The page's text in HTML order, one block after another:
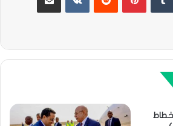
خطاط